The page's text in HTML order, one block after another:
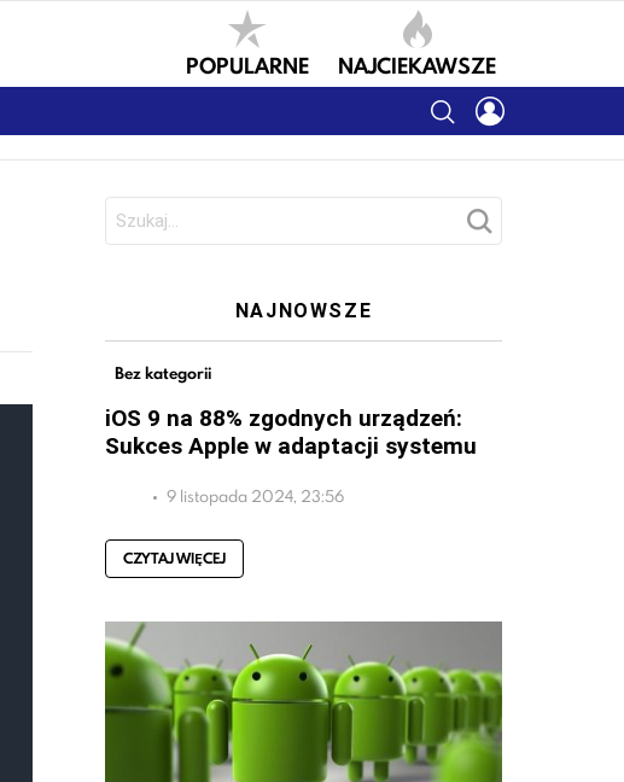
POPULARNE NAJCIEKAWSZE
SEARCH
NAJNOWSZE
Bez kategorii
iOS 9 na 88% zgodnych urządzeń:
Sukces Apple w adaptacji systemu
9 listopada 2024, 23:56
CZYTAJ WIĘCEJ